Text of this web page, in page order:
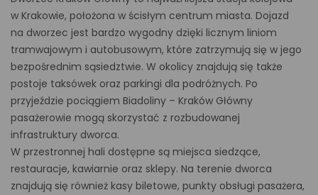
w Krakowie, położona w ścisłym centrum miasta. Dojazd
na dworzec jest bardzo wygodny dzięki licznym liniom
tramwajowym i autobusowym, które zatrzymują się w jego
bezpośrednim sąsiedztwie. W okolicy znajdują się także
postoje taksówek oraz parkingi dla podróżnych. Po
przyjeździe pociągiem Biadoliny – Kraków Główny
pasażerowie mogą skorzystać z rozbudowanej
infrastruktury dworca.
W przestronnej hali dostępne są miejsca siedzące,
restauracje, kawiarnie oraz sklepy. Na terenie dworca
znajdują się również kasy biletowe, punkty obsługi pasażera,